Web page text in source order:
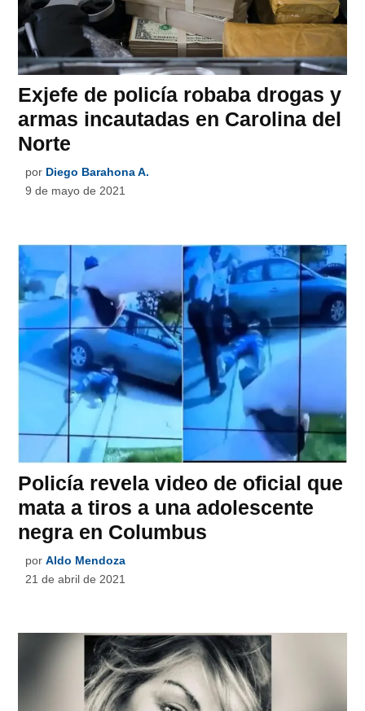
Exjefe de policía robaba drogas y
armas incautadas en Carolina del
Norte
por Diego Barahona A.
9 de mayo de 2021
Policía revela video de oficial que
mata a tiros a una adolescente
negra en Columbus
por Aldo Mendoza
21 de abril de 2021